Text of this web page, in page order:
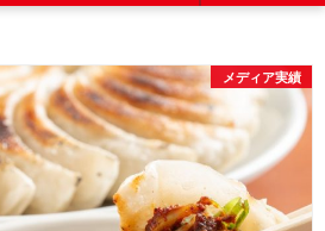
メディア実績